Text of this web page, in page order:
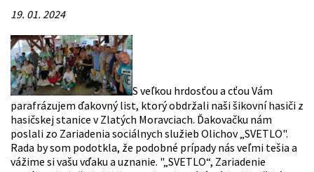
19. 01. 2024
S veľkou hrdosťou a cťou Vám
parafrázujem ďakovný list, ktorý obdržali naši šikovní hasiči z
hasičskej stanice v Zlatých Moravciach. Ďakovačku nám
poslali zo Zariadenia sociálnych služieb Olichov „SVETLO".
Rada by som podotkla, že podobné prípady nás veľmi tešia a
vážime si vašu vďaku a uznanie. "„SVETLO“, Zariadenie